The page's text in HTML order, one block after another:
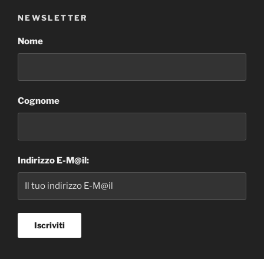
NEWSLETTER
Nome
Cognome
Indirizzo E-M@il: